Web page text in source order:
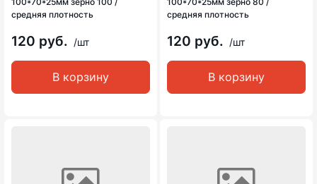
средняя плотность
120 руб. /шт
В корзину
средняя плотность
120 руб. /шт
В корзину